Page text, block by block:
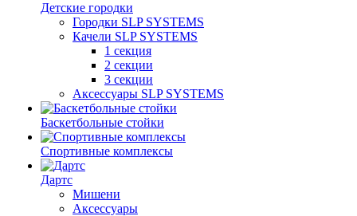
Детские городки
Городки SLP SYSTEMS
Качели SLP SYSTEMS
1 секция
2 секции
3 секции
Аксессуары SLP SYSTEMS
Баскетбольные стойки
Спортивные комплексы
Дартс
Мишени
Аксессуары